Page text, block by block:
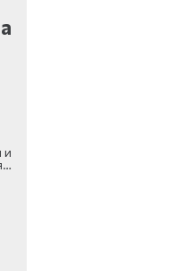
и